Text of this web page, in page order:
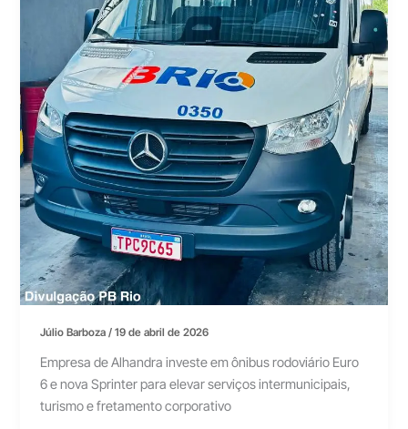
Júlio Barboza/19 de abril de 2026
Empresa de Alhandra investe em ônibus rodoviário Euro
6 e nova Sprinter para elevar serviços intermunicipais,
turismo e fretamento corporativo